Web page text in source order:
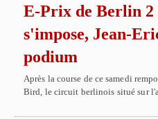
E-Prix de Berlin 2
s'impose, Jean-
podium
Après la course de ce samedi
Bird, le circuit berlinois situé sur